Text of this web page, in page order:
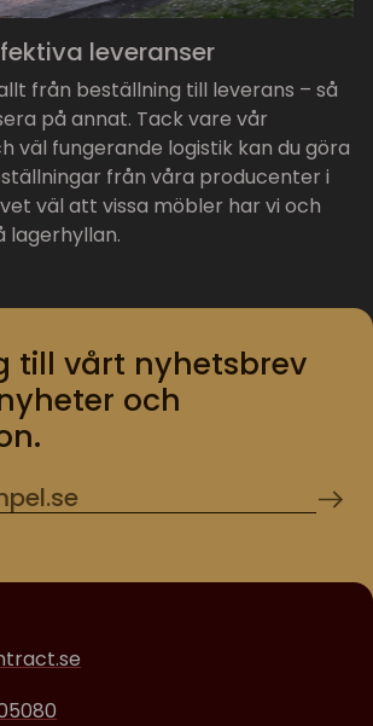
leveranser
från beställning till leverans – så
på annat. Tack vare vår
väl fungerande logistik kan du göra
från våra producenter i
väl att vissa möbler har vi och
lagerhyllan.
till vårt nyhetsbrev
och